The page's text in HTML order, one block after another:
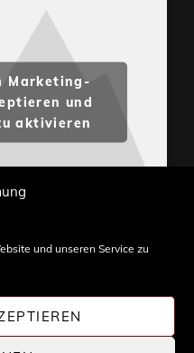
und unseren Service zu
Marketing-
und
aktivieren
von